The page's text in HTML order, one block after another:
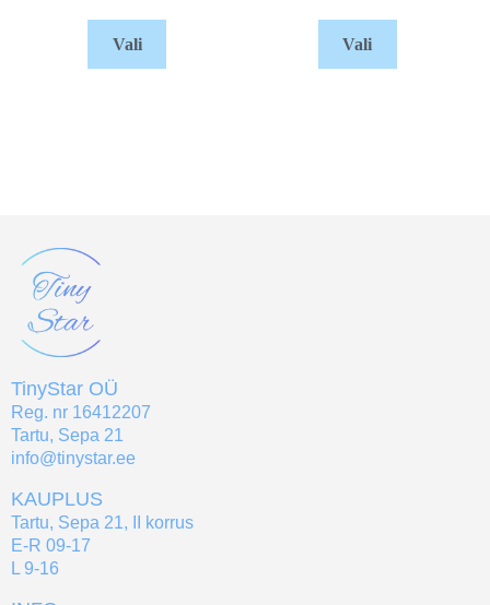
Vali Vali
TinyStar OÜ
Reg. nr 16412207
Tartu, Sepa 21
info@tinystar.ee
KAUPLUS
Tartu, Sepa 21, II korrus
E-R 09-17
L 9-16